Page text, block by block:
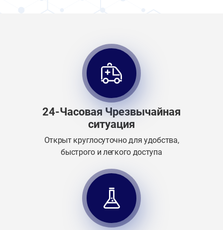
24-Часовая Чрезвычайная
ситуация
Открыт круглосуточно для удобства,
быстрого и легкого доступа